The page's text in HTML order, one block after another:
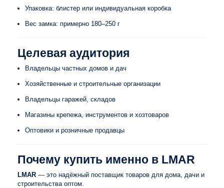
Упаковка: блистер или индивидуальная коробка
Вес замка: примерно 180–250 г
Целевая аудитория
Владельцы частных домов и дач
Хозяйственные и строительные организации
Владельцы гаражей, складов
Магазины крепежа, инструментов и хозтоваров
Оптовики и розничные продавцы
Почему купить именно в LMAR
LMAR — это надёжный поставщик товаров для дома, дачи и
строительства оптом.